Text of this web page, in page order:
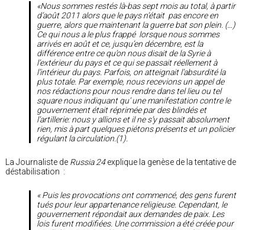
«Nous sommes restés là-bas sept mois au total, à partir
d’août 2011 alors que le pays n’était pas encore en
guerre, alors que maintenant la guerre bat son plein. (…)
Ce qui nous a le plus frappé lorsque nous sommes
arrivés en août et ce, jusqu’en décembre, est la
différence entre ce qu’on nous disait de la Syrie à
l’extérieur du pays et ce qui se passait réellement à
l’intérieur du pays. Parfois, on atteignait l’absurdité la
plus totale. Par exemple, nous recevions un appel de
nos rédactions pour nous rendre dans tel lieu ou tel
square nous indiquant qu’ une manifestation contre le
gouvernement était réprimée par des blindés et
l’artillerie: nous y allions et il ne s’y passait absolument
rien, mis à part quelques piétons présents et un policier
régulant la circulation.(1).
La Journaliste de Russia 24explique la genèse de la tentative de
déstabilisation :
« Puis les provocations ont commencé, des gens furent
tués pour leur appartenance religieuse. Cependant, le
gouvernement répondait aux demandes de paix. Les
lois furent modifiées. Une commission a été créée pour